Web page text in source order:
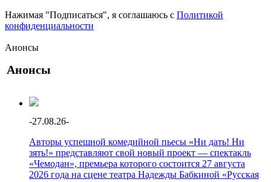
Нажимая "Подписаться", я соглашаюсь с Политикой
конфиденциальности
Анонсы
Анонсы
-27.08.26-
Авторы успешной комедийной пьесы «Ни дать! Ни
зять!» представляют свой новый проект — спектакль
«Чемодан», премьера которого состоится 27 августа
2026 года на сцене театра Надежды Бабкиной «Русская